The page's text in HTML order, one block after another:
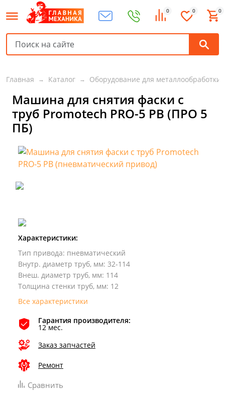
0 0 0
Главная Каталог Оборудование для металлообработки
Машина для снятия фаски с
труб Promotech PRO-5 PB (ПРО 5
ПБ)
Характеристики:
Тип привода: пневматический
Внутр. диаметр труб, мм: 32-114
Внеш. диаметр труб, мм: 114
Толщина стенки труб, мм: 12
Все характеристики
Гарантия производителя:
12 мес.
Заказ запчастей
Ремонт
Сравнить